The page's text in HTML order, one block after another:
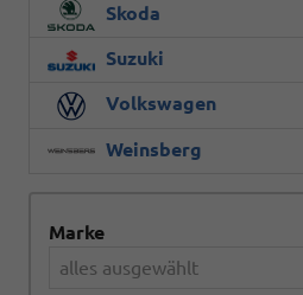
Skoda
Suzuki
Volkswagen
Weinsberg
Marke
alles ausgewählt